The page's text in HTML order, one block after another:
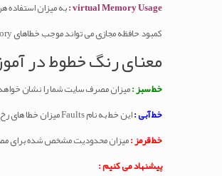
virtual Memory Usage : به میزان
کمبود حافظه مجازی می تواند موجب خطاهای out of memory شود . در واقع از آن به عنوان یک رم موقتی استفاده می کنند . این کار به سیستم اجازه می‌دهد ‌تعداد و میزان بیشتری از برنامه‌ها و داده‌های مربوط به آن‌ها را اداره کند.
معنای رنگ خطوط در
خط سبز :میزان مصرف سایت شما را نشان
خط آبی :این خط به نام Faults میزان خطا های رخ داده را نمایش می دهد . ( یعنی بازه هایی از مان که سایت برای کاربر در دسترس نبوده است . )
خط قرمز :میزان محدودیت مشخص شده برای
پیشنهاد می کنیم :